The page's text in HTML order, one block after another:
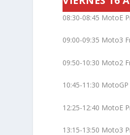
08:30-08:45 MotoE
09:00-09:35 Moto3
09:50-10:30 Moto2
10:45-11:30 MotoGP
12:25-12:40 MotoE
13:15-13:50 Moto3